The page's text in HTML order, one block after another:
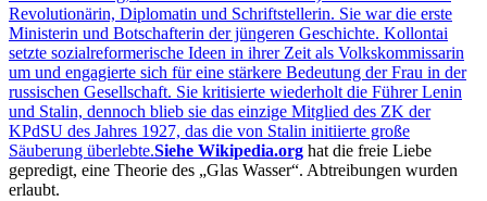
Revolutionärin, Diplomatin und Schriftstellerin. Sie war die erste
Ministerin und Botschafterin der jüngeren Geschichte. Kollontai
setzte sozialreformerische Ideen in ihrer Zeit als Volkskommissarin
um und engagierte sich für eine stärkere Bedeutung der Frau in der
russischen Gesellschaft. Sie kritisierte wiederholt die Führer Lenin
und Stalin, dennoch blieb sie das einzige Mitglied des ZK der
KPdSU des Jahres 1927, das die von Stalin initiierte große
Säuberung überlebte.Siehe Wikipedia.org hat die freie Liebe
gepredigt, eine Theorie des
Glas Wasser . Abtreibungen wurden
erlaubt.